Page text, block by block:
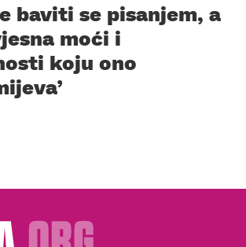
baviti se pisanjem, a
moći i
koju ono